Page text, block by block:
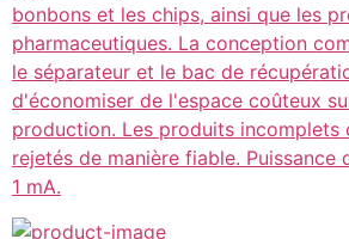
bonbons et les chips, ainsi que les
pharmaceutiques. La conception
le séparateur et le bac de
d'économiser de l'espace coûteux
production. Les produits incomplets
rejetés de manière fiable. Puissance
1 mA.